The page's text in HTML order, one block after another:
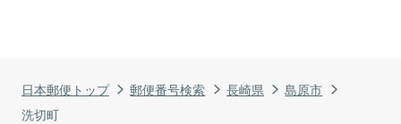
日本郵便トップ 郵便番号検索 長崎県
島原市
洗切町